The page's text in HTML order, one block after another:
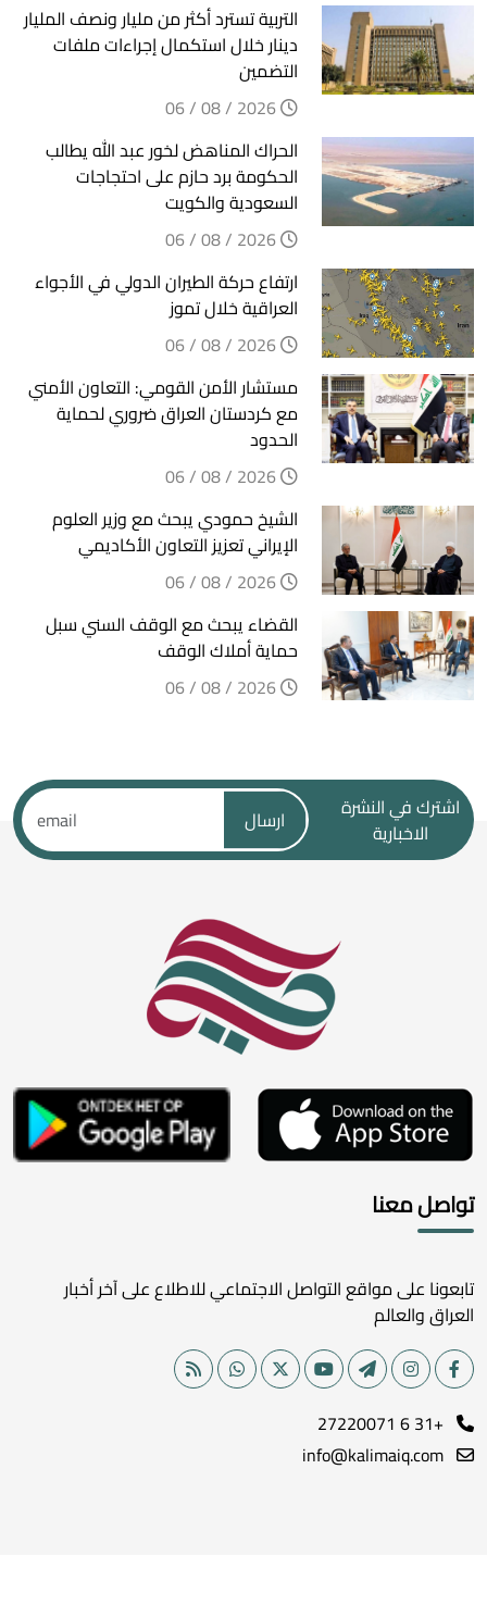
التربية تسترد أكثر من مليار ونصف المليار
دينار خلال استكمال إجراءات ملفات
التضمين
الحراك المناهض لخور عبد الله يطالب
الحكومة برد حازم على احتجاجات
السعودية والكويت
ارتفاع حركة الطيران الدولي في الأجواء
العراقية خلال تموز
مستشار الأمن القومي: التعاون الأمني
مع كردستان العراق ضروري لحماية
الحدود
الشيخ حمودي يبحث مع وزير العلوم
الإيراني تعزيز التعاون الأكاديمي
القضاء يبحث مع الوقف السني سبل
حماية أملاك الوقف
اشترك في النشرة
الاخبارية
ارسال
تواصل معنا
تابعونا على مواقع التواصل الاجتماعي للاطلاع على آخر أخبار
العراق والعالم
+31 6 27220071
info@kalimaiq.com